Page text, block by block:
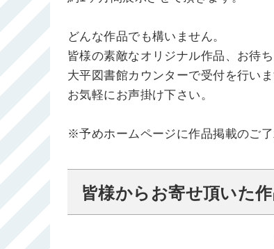
どんな作品でも構いません。
皆様の素敵なオリジナル作品、お待ち
大平図書館カウンターで受付を行い
お気軽にお声掛け下さい。
※予めホームページに作品掲載のご
皆様からお寄せ頂いた